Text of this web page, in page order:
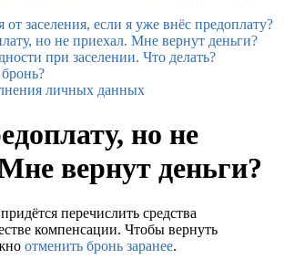
от заселения, если я уже внёс предоплату?
но не приехал. Мне вернут деньги?
при заселении. Что делать?
личных данных
но не
вернут деньги?
перечислить средства
компенсации. Чтобы вернуть
отменить бронь заранее.